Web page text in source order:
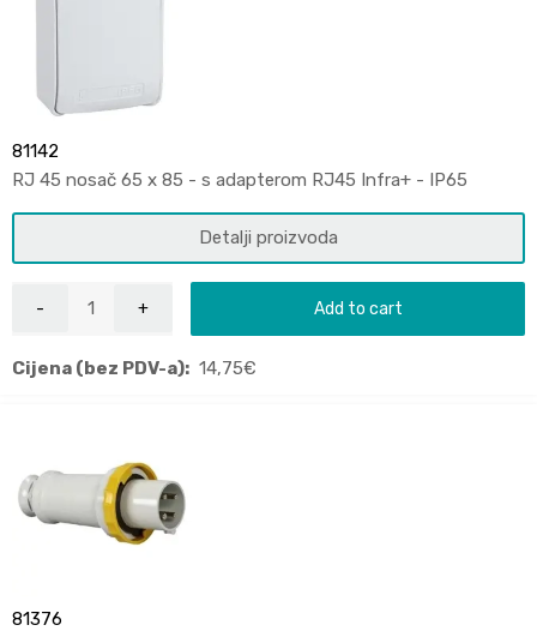
81142
RJ 45 nosač 65 x 85 - s adapterom RJ45 Infra+ - IP65
Detalji proizvoda
Add to cart
Cijena (bez PDV-a): 14,75€
81376